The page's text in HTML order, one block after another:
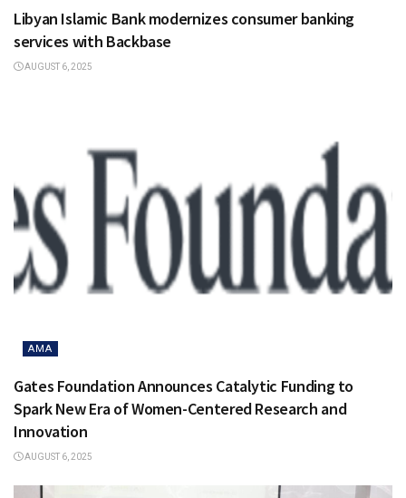
Libyan Islamic Bank modernizes consumer banking
services with Backbase
AUGUST 6, 2025
AMA
Gates Foundation Announces Catalytic Funding to
Spark New Era of Women-Centered Research and
Innovation
AUGUST 6, 2025